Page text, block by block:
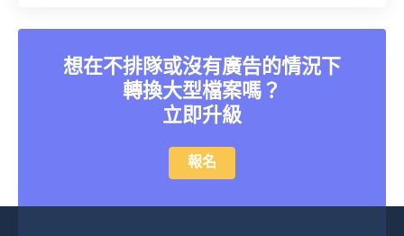
想在不排隊或沒有廣告的情況下
轉換大型檔案嗎？
立即升級
報名